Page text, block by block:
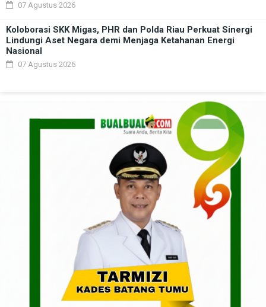
07 Agustus 2026
Koloborasi SKK Migas, PHR dan Polda Riau Perkuat Sinergi
Lindungi Aset Negara demi Menjaga Ketahanan Energi
Nasional
07 Agustus 2026